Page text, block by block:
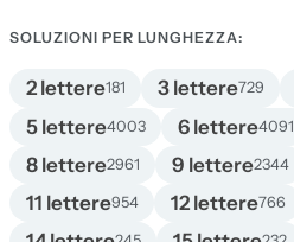
SOLUZIONI PER LUNGHEZZA:
2 lettere181 3 lettere729
5 lettere4003 6 lettere4091
8 lettere2961 9 lettere2344
11 lettere954 12 lettere766